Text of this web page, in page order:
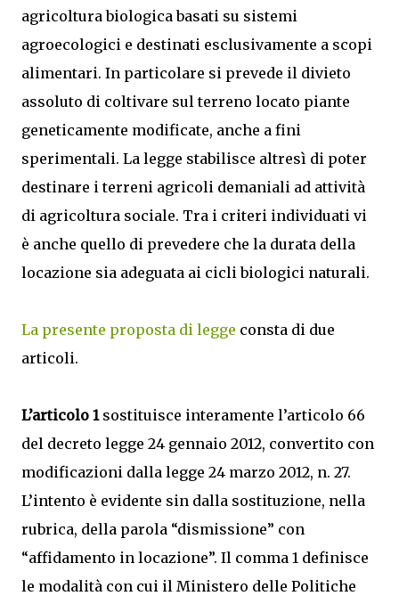
agricoltura biologica basati su sistemi
agroecologici e destinati esclusivamente a scopi
alimentari. In particolare si prevede il divieto
assoluto di coltivare sul terreno locato piante
geneticamente modificate, anche a fini
sperimentali. La legge stabilisce altresì di poter
destinare i terreni agricoli demaniali ad attività
di agricoltura sociale. Tra i criteri individuati vi
è anche quello di prevedere che la durata della
locazione sia adeguata ai cicli biologici naturali.
La presente proposta di legge consta di due
articoli.
L’articolo 1sostituisce interamente l’articolo 66
del decreto legge 24 gennaio 2012, convertito con
modificazioni dalla legge 24 marzo 2012, n. 27.
L’intento è evidente sin dalla sostituzione, nella
rubrica, della parola “dismissione” con
“affidamento in locazione”. Il comma 1 definisce
le modalità con cui il Ministero delle Politiche